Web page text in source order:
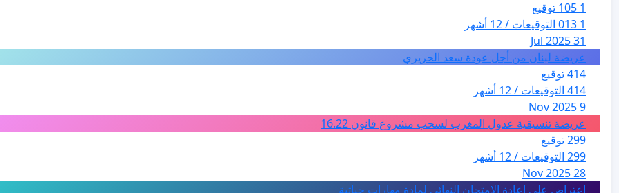
1 105 توقيع
1 013 التوقيعات / 12 أشهر
31 Jul 2025
عريضة لبنان من أجل عودة سعد الحريري
414 توقيع
414 التوقيعات / 12 أشهر
9 Nov 2025
عريضة تنسيقية عدول المغرب لسحب مشروع قانون 16.22
299 توقيع
299 التوقيعات / 12 أشهر
28 Nov 2025
اعتراض على اعادة الامتحان النهائي لمادة مهارات حياتية